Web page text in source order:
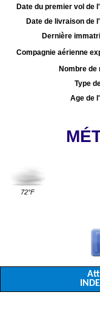
Date du premier vol de
Date de livraison de
Dernière
Compagnie aérienne
Nombre de
Type
Age de
72°F